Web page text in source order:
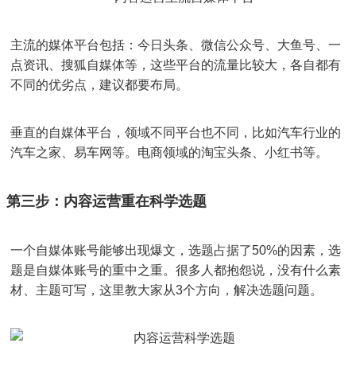
主流的媒体平台包括：今日头条、微信公众号、大鱼号、一
点资讯、搜狐自媒体等，这些平台的流量比较大，各自都有
不同的优劣点，建议都要布局。
垂直的自媒体平台，领域不同平台也不同，比如汽车行业的
汽车之家、易车网等。电商领域的淘宝头条、小红书等。
第三步：内容运营重在科学选题
一个自媒体账号能够出现爆文，选题占据了50%的因素，选
题是自媒体账号的重中之重。很多人都抱怨说，没有什么素
材、主题可写，这里教大家从3个方向，解决选题问题。